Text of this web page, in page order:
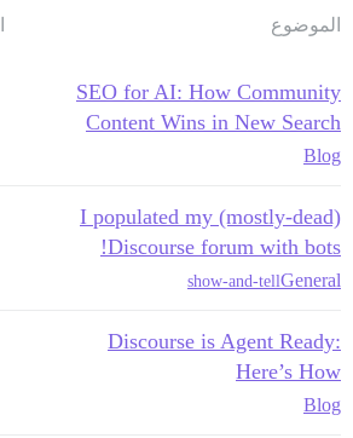
الموضوع
SEO for AI: How Community
Content Wins in New Search
Blog
I populated my (mostly-dead)
Discourse forum with bots!
General
show-and-tell
Discourse is Agent Ready:
Here’s How
Blog